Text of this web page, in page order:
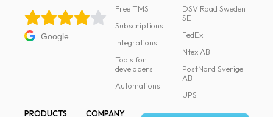
Google
Free TMS
Subscriptions
Integrations
Tools for
developers
Automations
DSV Road Sweden
SE
FedEx
Ntex AB
PostNord Sverige
AB
UPS
PRODUCTS
COMPANY